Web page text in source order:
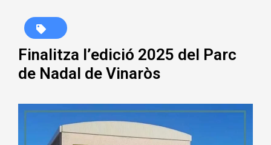
Finalitza l’edició 2025 del Parc
de Nadal de Vinaròs